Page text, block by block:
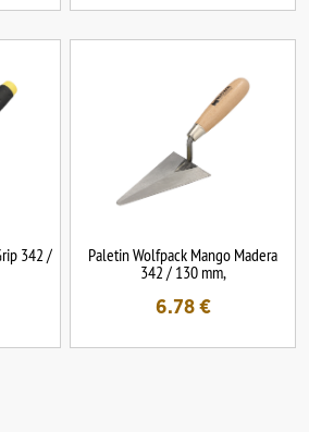
342 /
Paletin Wolfpack Mango Madera
342 / 130 mm,
6.78€